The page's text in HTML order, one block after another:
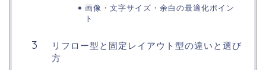
画像・文字サイズ・余白の最適化ポイン
ト
リフロー型と固定レイアウト型の違いと選び
方